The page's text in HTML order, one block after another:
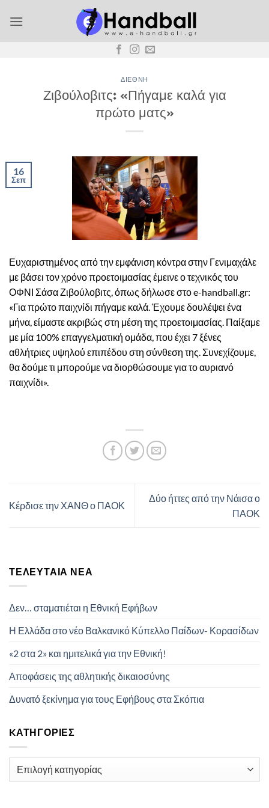
στο
ΔΙΕΘΝΉ
Ζιβούλοβιτς: «Πήγαμε καλά για
πρώτο ματς»
16
Σεπ
Ευχαριστημένος από την εμφάνιση κόντρα στην Γενιμαχάλε
με βάσει τον χρόνο προετοιμασίας έμεινε ο τεχνικός του
ΟΦΝΙ Σάσα Ζιβούλοβιτς, όπως δήλωσε στο e-handball.gr:
«Για πρώτο παιχνίδι πήγαμε καλά. Έχουμε δουλέψει ένα
μήνα, είμαστε ακριβώς στη μέση της προετοιμασίας. Παίξαμε
με μία 100% επαγγελματική ομάδα, που έχει 7 ξένες
αθλήτριες υψηλού επιπέδου στη σύνθεση της. Συνεχίζουμε,
θα δούμε τι μπορούμε να διορθώσουμε για το αυριανό
παιχνίδι».
Κέρδισε την ΧΑΝΘ ο ΠΑΟΚ
Δύο ήττες από την Νάισα ο
ΠΑΟΚ
ΤΕΛΕΥΤΑΊΑ ΝΈΑ
Δεν… σταματιέται η Εθνική Εφήβων
Η Ελλάδα στο νέο Βαλκανικό Κύπελλο Παίδων- Κορασίδων
«2 στα 2» και ημιτελικά για την Εθνική!
Αποφάσεις της αθλητικής δικαιοσύνης
Δυνατό ξεκίνημα για τους Εφήβους στα Σκόπια
KΑΤΗΓΟΡΊΕΣ
Kατηγορίες